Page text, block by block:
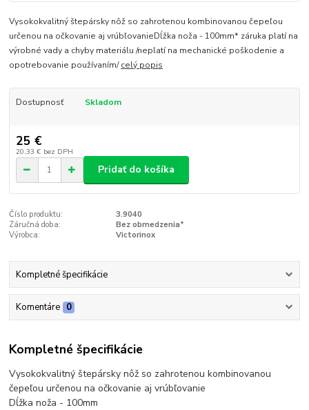
Vysokokvalitný štepársky nôž so zahrotenou kombinovanou čepeľou
určenou na očkovanie aj vrúbľovanieDĺžka noža - 100mm* záruka platí na
výrobné vady a chyby materiálu /neplatí na mechanické poškodenie a
opotrebovanie používaním/celý popis
Dostupnosť Skladom
25 €
20,33 € bez DPH
Pridať do košíka
Číslo produktu:
3.9040
Záručná doba:
Bez obmedzenia*
Výrobca:
Victorinox
Kompletné špecifikácie
Komentáre 0
Kompletné špecifikácie
Vysokokvalitný štepársky nôž so zahrotenou kombinovanou
čepeľou určenou na očkovanie aj vrúbľovanie
Dĺžka noža - 100mm